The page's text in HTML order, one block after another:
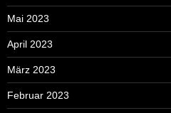
Mai 2023
April 2023
März 2023
Februar 2023